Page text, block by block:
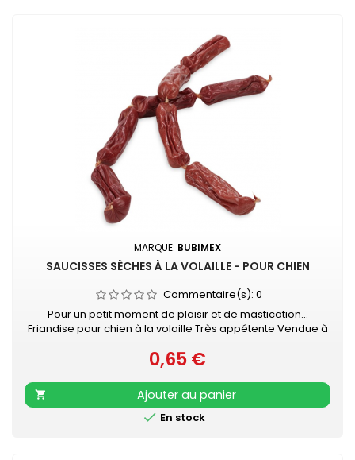
MARQUE: BUBIMEX
SAUCISSES SÈCHES À LA VOLAILLE - POUR CHIEN
Commentaire(s): 0
Pour un petit moment de plaisir et de mastication...
Friandise pour chien à la volaille Très appétente Vendue à
Prix
0,65 €

Ajouter au panier
 En stock